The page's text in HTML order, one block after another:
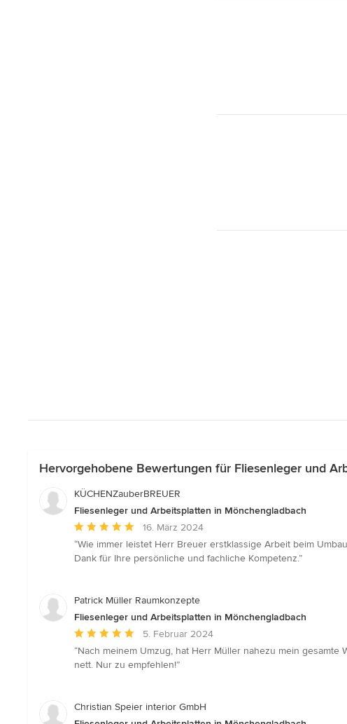
Hervorgehobene Bewertungen für Fliesenleger und
KÜCHENZauberBREUER
Fliesenleger und Arbeitsplatten in Mönchengladbach
Durchschnittliche
Bewertung:
5
Sternen
16. März 2024
“Wie immer leistet Herr Breuer erstklassige Arbeit beim
Dank für Ihre persönliche und fachliche Kompetenz.”
Patrick Müller Raumkonzepte
Fliesenleger und Arbeitsplatten in Mönchengladbach
Durchschnittliche
Bewertung:
5
Sternen
5. Februar 2024
“Nach meinem Umzug, hat Herr Müller nahezu mein
nett. Nur zu empfehlen!”
Christian Speier interior GmbH